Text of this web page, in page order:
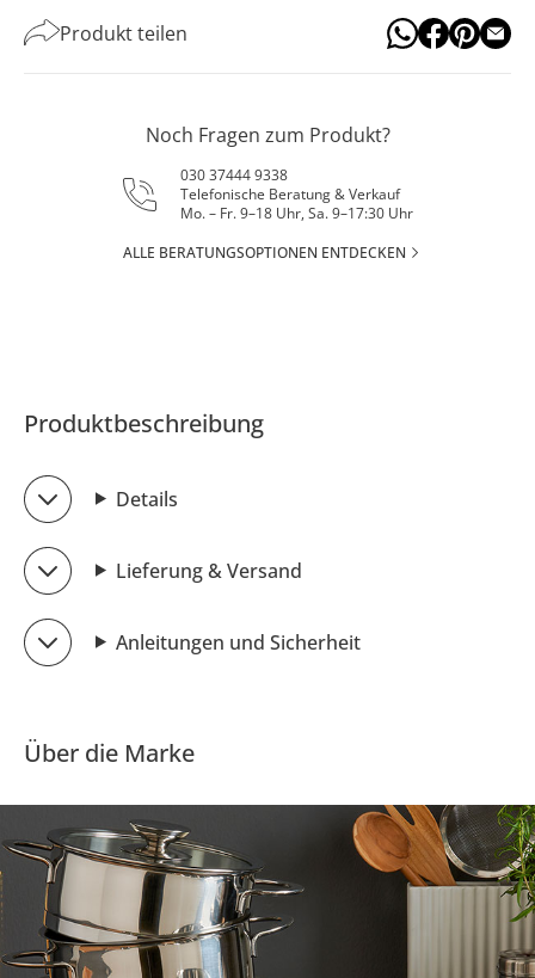
Produkt teilen
Noch Fragen zum Produkt?
030 37444 9338
Telefonische Beratung & Verkauf
Mo. – Fr. 9–18 Uhr, Sa. 9–17:30 Uhr
ALLE BERATUNGSOPTIONEN ENTDECKEN
Produktbeschreibung
Details
Lieferung & Versand
Anleitungen und Sicherheit
Über die Marke